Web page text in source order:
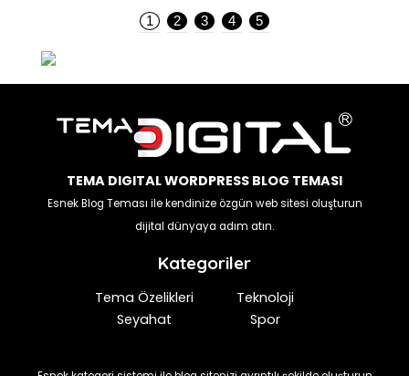
1 2 3 4 5
TEMA DIGITAL WORDPRESS BLOG TEMASI
Esnek Blog Teması ile kendinize özgün web sitesi oluşturun
dijital dünyaya adım atın.
Kategoriler
Tema Özelikleri
Teknoloji
Seyahat
Spor